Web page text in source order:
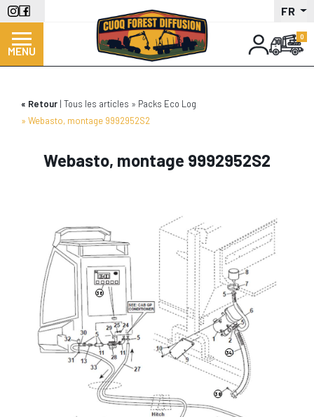
Aller
au
contenu
principal
FR
MENU
Retour Tous les articles
Packs Eco Log
Webasto, montage 9992952S2
Webasto, montage 9992952S2
34
36
38